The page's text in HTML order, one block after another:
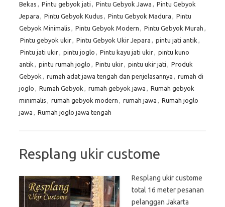
Bekas , Pintu gebyok jati , Pintu Gebyok Jawa , Pintu Gebyok
Jepara , Pintu Gebyok Kudus , Pintu Gebyok Madura , Pintu
Gebyok Minimalis , Pintu Gebyok Modern , Pintu Gebyok Murah ,
Pintu gebyok ukir, Pintu Gebyok Ukir Jepara , pintu jati antik ,
Pintu jati ukir, pintu joglo , Pintu kayu jati ukir, pintu kuno
antik , pintu rumah joglo , Pintu ukir, pintu ukir jati , Produk
Gebyok , rumah adat jawa tengah dan penjelasannya , rumah di
joglo , Rumah Gebyok , rumah gebyok jawa , Rumah gebyok
minimalis , rumah gebyok modern , rumah jawa , Rumah joglo
jawa , Rumah joglo jawa tengah
Resplang ukir custome
Resplang ukir custome
total 16 meter pesanan
pelanggan Jakarta